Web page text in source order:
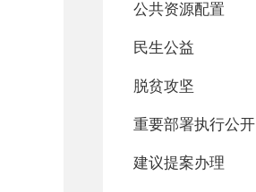
公共资源配置
民生公益
脱贫攻坚
重要部署执行公开
建议提案办理